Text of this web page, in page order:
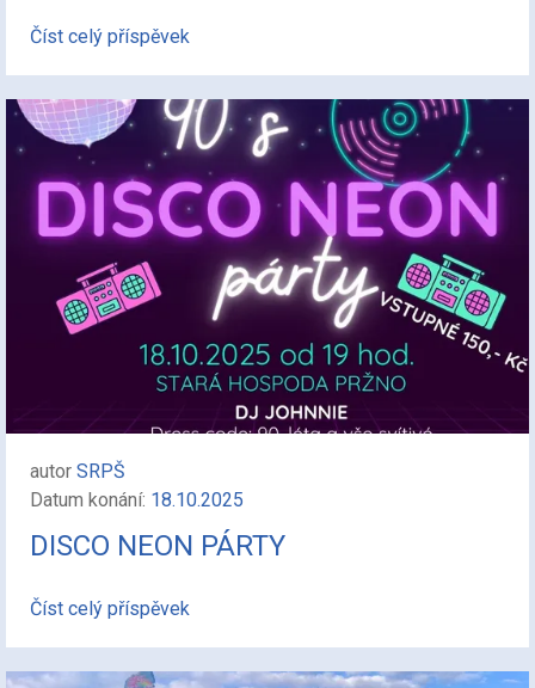
Číst celý příspěvek
autor SRPŠ
Datum konání: 18.10.2025
DISCO NEON PÁRTY
Číst celý příspěvek